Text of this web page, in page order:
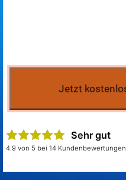
Sehr gut
4.9 von 5 bei 14 Kundenbewertungen